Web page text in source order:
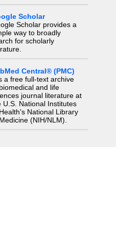
Scholar
Scholar provides a
way to broadly
for scholarly
Central® (PMC)
a free full-text archive
and life
journal literature at
U.S. National Institutes
National Library
(NIH/NLM).